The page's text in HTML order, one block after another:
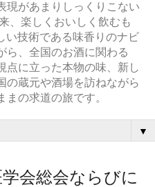
現があまりしっくりこない
、楽しくおいしく飲むも
い技術である味香りのナビ
ら、全国のお酒に関わる
点に立った本物の味、新し
の蔵元や酒場を訪ねながら
の求道の旅です。
▼
学会総会ならびに